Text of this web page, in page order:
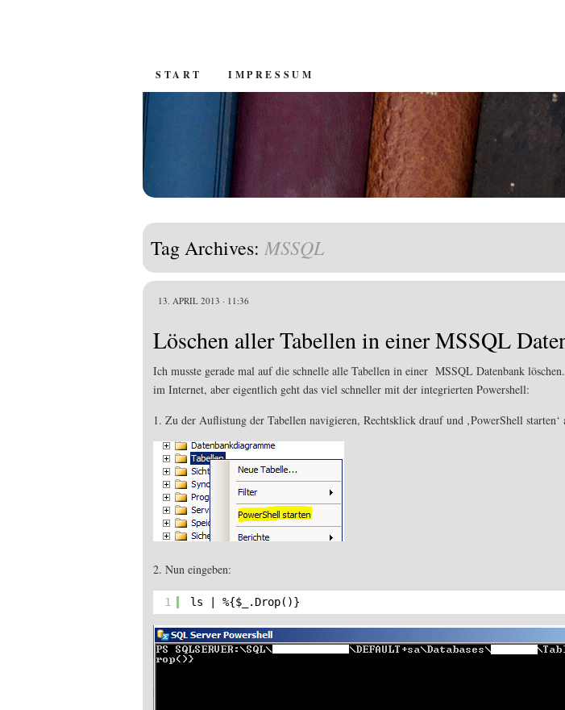
SKIP
CONTENT
START IMPRESSUM
Tag Archives: MSSQL
13. APRIL 2013 · 11:36
Löschen aller Tabellen in einer MSSQL
Ich musste gerade mal auf die schnelle alle Tabellen in einer MSSQL Datenbank
im Internet, aber eigentlich geht das viel schneller mit der integrierten Powershell:
1. Zu der Auflistung der Tabellen navigieren, Rechtsklick drauf und ‚PowerShell starten‘
2. Nun eingeben:
1 ls | %{$_.Drop()}